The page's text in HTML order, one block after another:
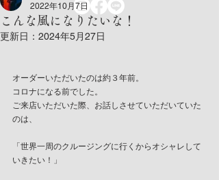
こんな風になりたいな！
2022年10月7日
更新日： 2024年5月27日
オーダーいただいたのは約３年前。
コロナになる前でした。
ご来店いただいた際、お話しさせていただいていた
のは、
「世界一周のクルージングに行くからオシャレして
いきたい！」